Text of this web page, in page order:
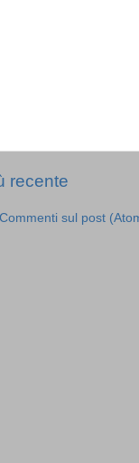
recente
Commenti sul post